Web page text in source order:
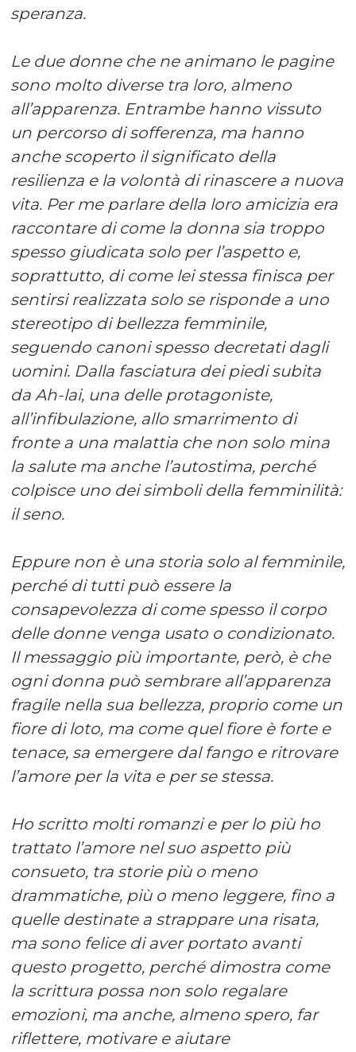
speranza.
Le due donne che ne animano le pagine
sono molto diverse tra loro, almeno
all’apparenza. Entrambe hanno vissuto
un percorso di sofferenza, ma hanno
anche scoperto il significato della
resilienza e la volontà di rinascere a nuova
vita. Per me parlare della loro amicizia era
raccontare di come la donna sia troppo
spesso giudicata solo per l’aspetto e,
soprattutto, di come lei stessa finisca per
sentirsi realizzata solo se risponde a uno
stereotipo di bellezza femminile,
seguendo canoni spesso decretati dagli
uomini. Dalla fasciatura dei piedi subita
da Ah-lai, una delle protagoniste,
all’infibulazione, allo smarrimento di
fronte a una malattia che non solo mina
la salute ma anche l’autostima, perché
colpisce uno dei simboli della femminilità:
il seno.
Eppure non è una storia solo al femminile,
perché di tutti può essere la
consapevolezza di come spesso il corpo
delle donne venga usato o condizionato.
Il messaggio più importante, però, è che
ogni donna può sembrare all’apparenza
fragile nella sua bellezza, proprio come un
fiore di loto, ma come quel fiore è forte e
tenace, sa emergere dal fango e ritrovare
l’amore per la vita e per se stessa.
Ho scritto molti romanzi e per lo più ho
trattato l’amore nel suo aspetto più
consueto, tra storie più o meno
drammatiche, più o meno leggere, fino a
quelle destinate a strappare una risata,
ma sono felice di aver portato avanti
questo progetto, perché dimostra come
la scrittura possa non solo regalare
emozioni, ma anche, almeno spero, far
riflettere, motivare e aiutare